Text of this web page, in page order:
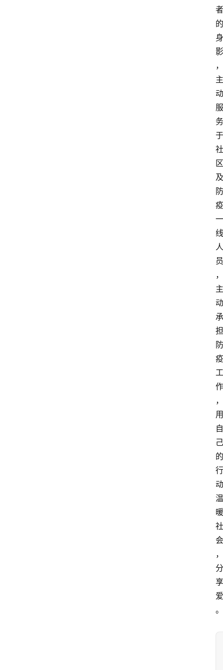
者
的
身
影
，
主
动
服
务
于
社
区
及
防
疫
一
线
人
员
，
主
动
承
担
防
疫
工
作
，
用
自
己
的
行
动
温
暖
社
会
，
分
享
爱
。